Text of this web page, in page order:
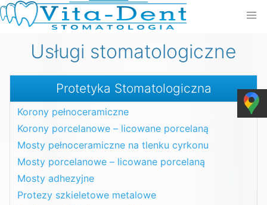
Usługi stomatologiczne
Protetyka Stomatologiczna
Korony pełnoceramiczne
Korony porcelanowe – licowane porcelaną
Mosty pełnoceramiczne na tlenku cyrkonu
Mosty porcelanowe – licowane porcelaną
Mosty adhezyjne
Protezy szkieletowe metalowe